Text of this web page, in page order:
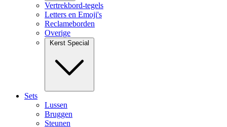
Vertrekbord-tegels
Letters en Emoji's
Reclameborden
Overige
Kerst Special
Sets
Lussen
Bruggen
Steunen